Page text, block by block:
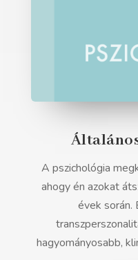
A pszichológia
ahogy én azokat
évek során.
hagyományosabb,